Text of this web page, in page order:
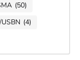
(50)
(4)